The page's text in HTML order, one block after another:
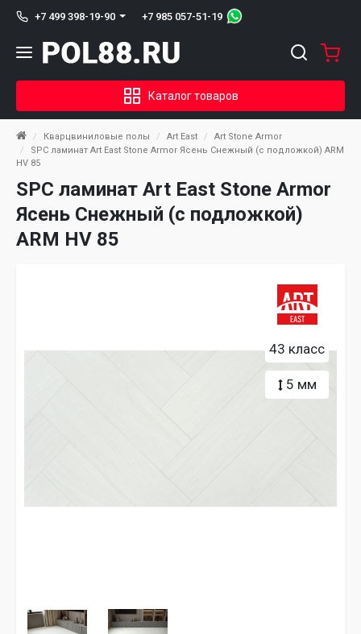
+7 499 398-19-90 +7 985 057-51-19
Каталог товаров
Кварцвиниловые полы Art East
Art Stone Armor
SPC ламинат Art East Stone Armor Ясень Снежный (с подложкой) ARM
HV 85
SPC ламинат Art East Stone Armor
Ясень Снежный (с подложкой)
ARM HV 85
43 класс
5 мм